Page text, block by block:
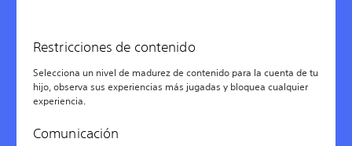
Restricciones de contenido
Selecciona un nivel de madurez de contenido para la cuenta de tu
hijo, observa sus experiencias más jugadas y bloquea cualquier
experiencia.
Comunicación